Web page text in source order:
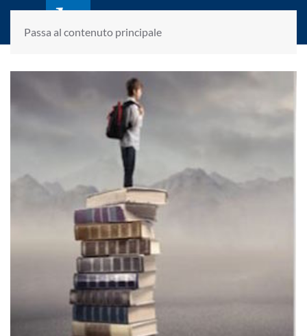
Passa al contenuto principale
laletteraturaenoi.it
fondato da Romano Luperini